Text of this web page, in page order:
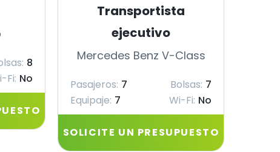
8
Fi: No
Transportista
ejecutivo
Mercedes Benz V-Class
Pasajeros: 7 Bolsas: 7
Equipaje: 7 Wi-Fi: No
SOLICITE UN PRESUPUESTO